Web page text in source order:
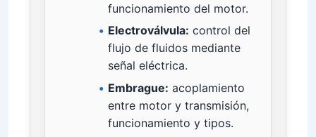
funcionamiento del motor.
Electroválvula: control del
flujo de fluidos mediante
señal eléctrica.
Embrague: acoplamiento
entre motor y transmisión,
funcionamiento y tipos.